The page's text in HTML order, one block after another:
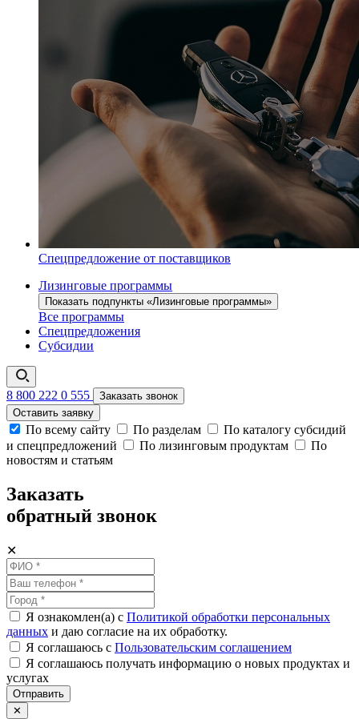
Спецпредложение от поставщиков
Лизинговые программы
Показать подпункты «Лизинговые программы»
Все программы
Спецпредложения
Субсидии
8 800 222 0 555
Заказать звонок
Оставить заявку
По всему сайту По разделам
По каталогу субсидий
и спецпредложений
По лизинговым продуктам
По
новостям и статьям
Заказать
обратный звонок
✕
Я ознакомлен(а) с Политикой обработки персональных
данных и даю согласие на их обработку.
Я соглашаюсь c Пользовательским соглашением
Я соглашаюсь получать информацию о новых продуктах и
услугах
Отправить
✕